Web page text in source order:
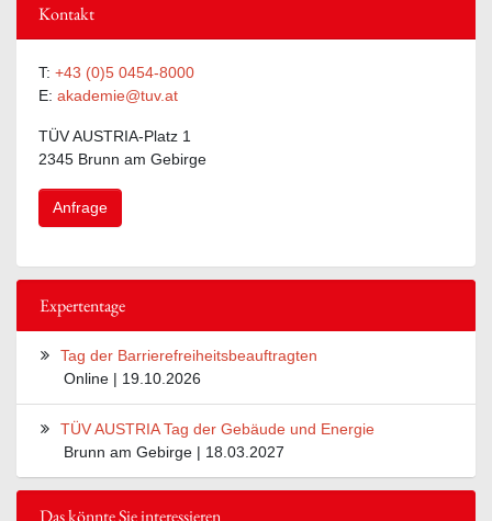
Kontakt
T: +43 (0)5 0454-8000
E: akademie@tuv.at
TÜV AUSTRIA-Platz 1
2345 Brunn am Gebirge
Anfrage
Expertentage
Tag der Barrierefreiheitsbeauftragten
Online | 19.10.2026
TÜV AUSTRIA Tag der Gebäude und Energie
Brunn am Gebirge | 18.03.2027
Das könnte Sie interessieren